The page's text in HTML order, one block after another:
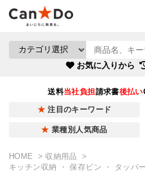
お気に入りから
送料当社負担請求書後払い
注目のキーワード
業種別人気商品
HOME
収納用品
キッチン収納 ・ 保存ビン ・ タッパ